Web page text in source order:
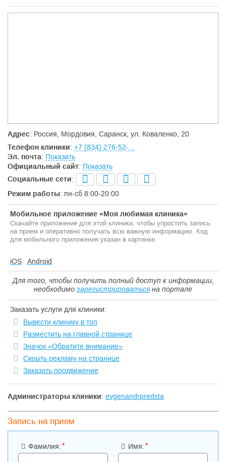
Адрес: Россия, Мордовия, Саранск, ул. Коваленко, 20
Телефон клиники: +7 (834) 276-52-...
Эл. почта: Показать
Официальный сайт: Показать
Социальные сети:
Режим работы: пн-сб 8:00-20:00
Мобильное приложение «Моя любимая клиника»
Скачайте приложение для этой клиники, чтобы упростить запись
на прием и оперативно получать всю важную информацию. Код
для мобильного приложения указан в картинке.
iOS Android
Для того, чтобы получить полный доступ к информации,
необходимо зарегистрироватьсяна портале
Заказать услуги для клиники:
Вывести клинику в топ
Разместить на главной странице
Значок «Обратите внимание»
Скрыть рекламу на странице
Заказать продвижение
Администраторы клиники: evgenandrpredsta
Запись на прием
Фамилия:* Имя:*